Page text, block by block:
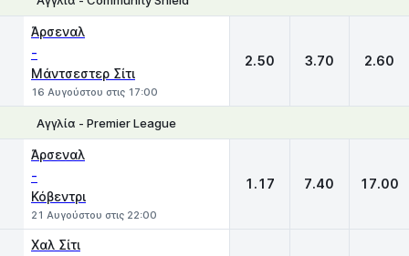
Άρσεναλ
-
Μάντσεστερ Σίτι
16 Αυγούστου στις 17:00
2.50 3.70 2.60
Αγγλία - Premier League
Άρσεναλ
-
Κόβεντρι
21 Αυγούστου στις 22:00
1.17 7.40 17.00
Χαλ Σίτι